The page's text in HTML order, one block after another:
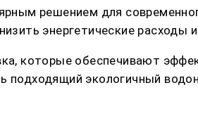
решением для
энергетические расходы
которые обеспечивают
экологичный